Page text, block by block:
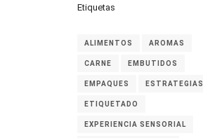
Etiquetas
ALIMENTOS AROMAS
CARNE EMBUTIDOS
EMPAQUES ESTRATEGIAS
ETIQUETADO
EXPERIENCIA SENSORIAL